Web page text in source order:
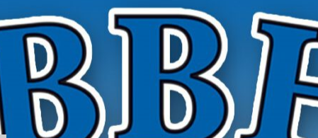
Hygieneinspektoren e. V.